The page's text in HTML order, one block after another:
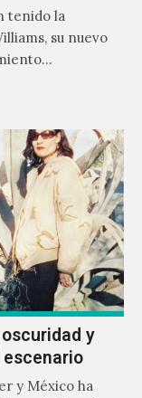
tenido la
su nuevo
y
y México ha